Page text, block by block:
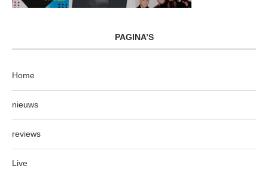
PAGINA’S
Home
nieuws
reviews
Live